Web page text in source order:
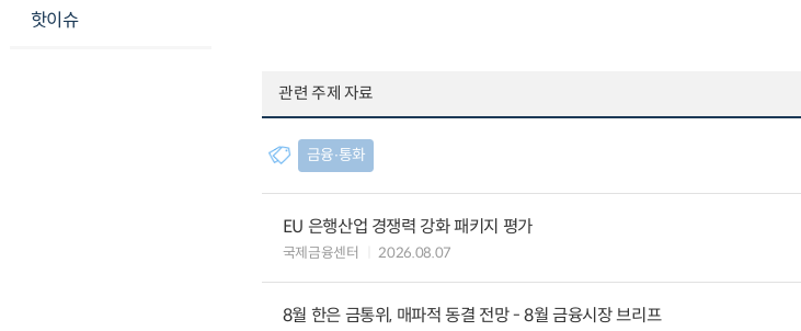
핫이슈
관련 주제 자료
금융∙통화
EU 은행산업 경쟁력 강화 패키지 평가
국제금융센터 2026.08.07
8월 한은 금통위, 매파적 동결 전망 - 8월 금융시장 브리프